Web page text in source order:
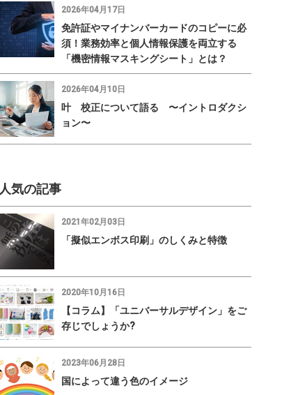
2026年04月17日
免許証やマイナンバーカードのコピーに必
須！業務効率と個人情報保護を両立する
「機密情報マスキングシート」とは？
2026年04月10日
叶 校正について語る 〜イントロダクシ
ョン〜
人気の記事
2021年02月03日
「擬似エンボス印刷」のしくみと特徴
2020年10月16日
【コラム】「ユニバーサルデザイン」をご
存じでしょうか?
2023年06月28日
国によって違う色のイメージ